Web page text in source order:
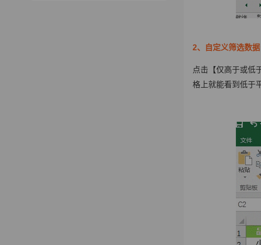
2、自定义筛选数据
点击【仅高于或低
格上就能看到低于